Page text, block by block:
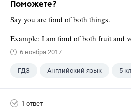
Поможете?
Say you are fond of both things.
Example: I am fond of both fruit and
6 ноября 2017
ГДЗ Английский язык 5
1 ответ